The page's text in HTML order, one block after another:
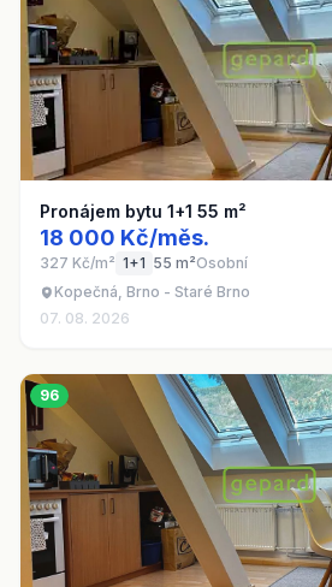
Pronájem bytu 1+1 55 m²
18 000 Kč/měs.
327 Kč/m² 1+1 55 m²Osobní
Kopečná, Brno - Staré Brno
07. 08. 2026
96